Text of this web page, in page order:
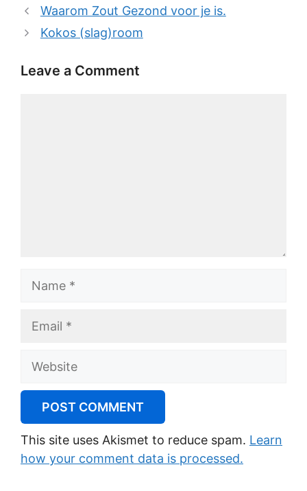
Waarom Zout Gezond voor je is.
Kokos (slag)room
Leave a Comment
Name
Email
Website
This site uses Akismet to reduce spam. Learn
how your comment data is processed.